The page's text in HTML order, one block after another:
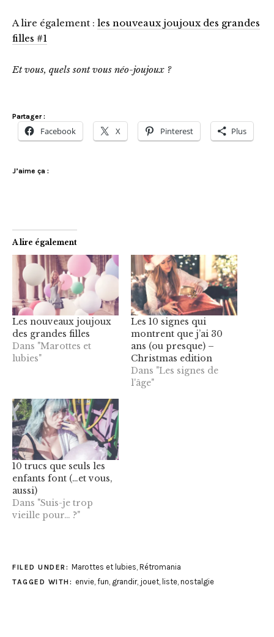
A lire également : les nouveaux joujoux des grandes
filles #1
Et vous, quels sont vous néo-joujoux ?
Partager :
Facebook X Pinterest Plus
J’aime ça :
A lire également
Les nouveaux joujoux
des grandes filles
Dans "Marottes et
lubies"
Les 10 signes qui
montrent que j’ai 30
ans (ou presque) –
Christmas edition
Dans "Les signes de
l'âge"
10 trucs que seuls les
enfants font (…et vous,
aussi)
Dans "Suis-je trop
vieille pour… ?"
FILED UNDER: Marottes et lubies Rétromania
TAGGED WITH: envie, fun grandir, jouet, liste, nostalgie